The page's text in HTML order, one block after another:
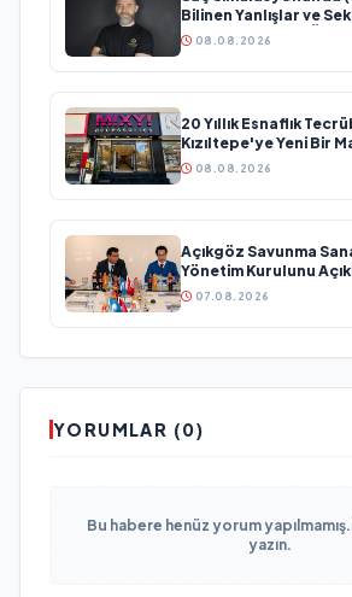
Bilinen Yanlışlar ve
Onur Akdeniz ile Özel
08.08.2026
20 Yıllık Esnaflık
Kızıltepe'ye Yeni Bir
08.08.2026
Açıkgöz Savunma
Yönetim Kurulunu
Sanayinde Küresel
07.08.2026
YORUMLAR (0)
Bu habere henüz yorum
yazın.